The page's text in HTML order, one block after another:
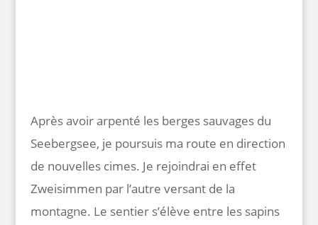
Après avoir arpenté les berges sauvages du
Seebergsee, je poursuis ma route en direction
de nouvelles cimes. Je rejoindrai en effet
Zweisimmen par l’autre versant de la
montagne. Le sentier s’élève entre les sapins